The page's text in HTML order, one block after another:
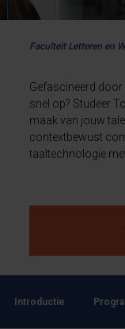
Faculteit Letteren en
Gefascineerd door
snel op? Studeer
maak van jouw
contextbewust
taaltechnologie
Introductie